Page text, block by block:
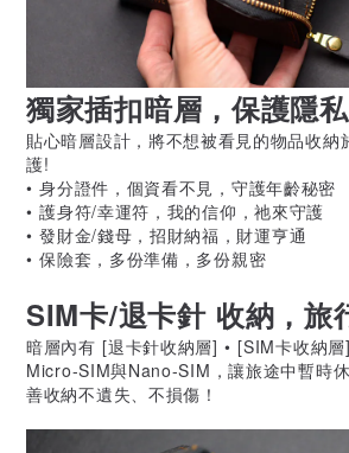
獨家插扣暗層，保護隱
貼心暗層設計，將不想被看見的物品收納
護!
•身分證件，個資看不見，守護年齡秘密
•護身符/幸運符， 我的信仰 ，祂來守護
• 發財金/錢母，招財納福，財運亨通
•保險套，多份準備，多份親密
SIM卡/退卡針 收納，旅
暗層內有 [退卡針收納層]• [SIM卡收納層]
Micro-SIM與Nano-SIM，讓旅途中暫時
善收納不遺失、不損傷！